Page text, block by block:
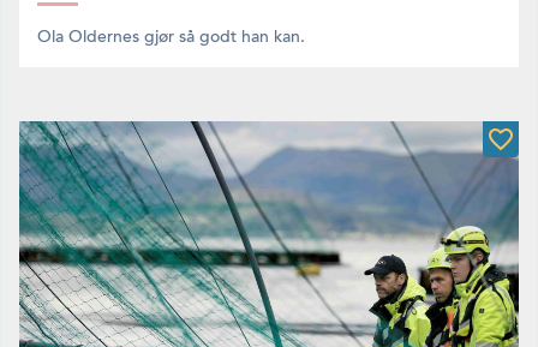
Ola Oldernes gjør så godt han kan.